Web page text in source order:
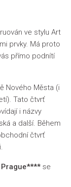
ve stylu Art
prvky. Má proto
přímo podnítí
Nového Města (i
Tato čtvrť
i názvy
a další. Během
čtvrť
Prague****se